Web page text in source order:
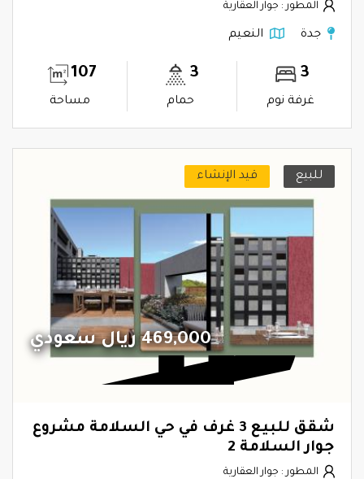
المطور : جوار العقارية
جدة النعيم
3
غرفة نوم
3
حمام
107
مساحة
للبيع قيد الإنشاء
469,000 ريال سعودي
شقق للبيع 3 غرف في حي السلامة مشروع
جوار السلامة 2
المطور : جوار العقارية